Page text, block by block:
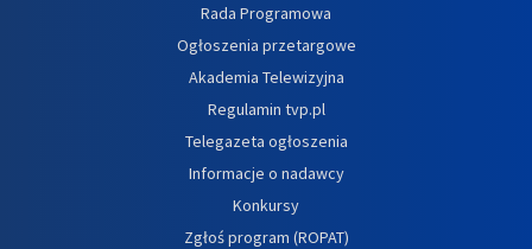
Rada Programowa
Ogłoszenia przetargowe
Akademia Telewizyjna
Regulamin tvp.pl
Telegazeta ogłoszenia
Informacje o nadawcy
Konkursy
Zgłoś program (ROPAT)